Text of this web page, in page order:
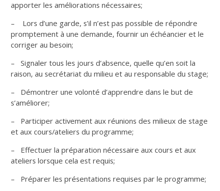
apporter les améliorations nécessaires;
– Lors d’une garde, s’il n’est pas possible de répondre
promptement à une demande, fournir un échéancier et le
corriger au besoin;
– Signaler tous les jours d’absence, quelle qu’en soit la
raison, au secrétariat du milieu et au responsable du stage;
– Démontrer une volonté d’apprendre dans le but de
s’améliorer;
– Participer activement aux réunions des milieux de stage
et aux cours/ateliers du programme;
– Effectuer la préparation nécessaire aux cours et aux
ateliers lorsque cela est requis;
– Préparer les présentations requises par le programme;